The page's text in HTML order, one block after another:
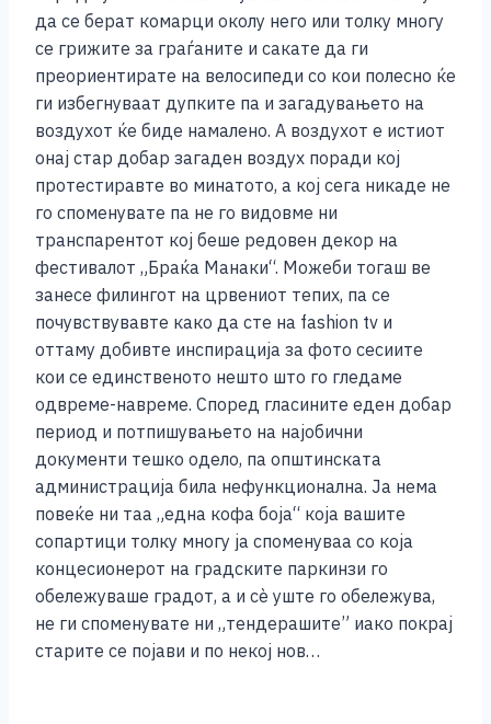
да се берат комарци околу него или толку многу
се грижите за граѓаните и сакате да ги
преориентирате на велосипеди со кои полесно ќе
ги избегнуваат дупките па и загадувањето на
воздухот ќе биде намалено. А воздухот е истиот
онај стар добар загаден воздух поради кој
протестиравте во минатото, а кој сега никаде не
го споменувате па не го видовме ни
транспарентот кој беше редовен декор на
фестивалот „Браќа Манаки“. Можеби тогаш ве
занесе филингот на црвениот тепих, па се
почувствувавте како да сте на fashion tv и
оттаму добивте инспирација за фото сесиите
кои се единственото нешто што го гледаме
одвреме-навреме. Според гласините еден добар
период и потпишувањето на најобични
документи тешко одело, па општинската
администрација била нефункционална. Ја нема
повеќе ни таа „една кофа боја“ која вашите
сопартици толку многу ја споменуваа со која
концесионерот на градските паркинзи го
обележуваше градот, а и сè уште го обележува,
не ги споменувате ни „тендерашите” иако покрај
старите се појави и по некој нов…